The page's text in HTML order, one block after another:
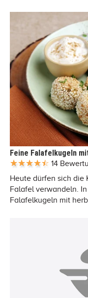
Feine Falafelkugeln
14
Heute dürfen sich die
Falafel verwandeln.
Falafelkugeln mit